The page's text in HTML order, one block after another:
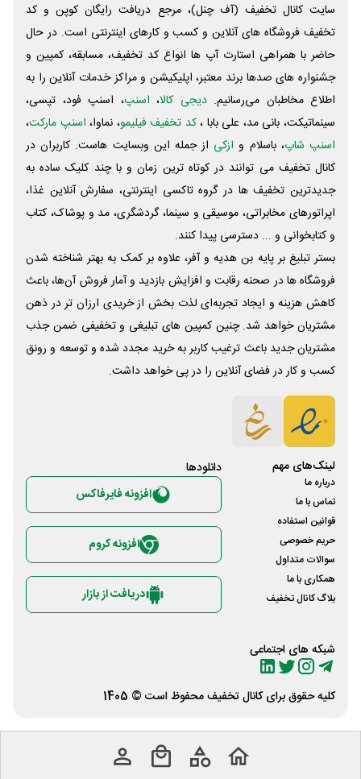
سایت کانال تخفیف (آف چنل)، مرجع دریافت رایگان کوپن و کد
تخفیف فروشگاه های آنلاین و کسب و‌ کارهای اینترنتی است. در حال
حاضر با همراهی استارت آپ ها انواع کد تخفیف، مسابقه، کمپین و
جشنواره های صدها برند معتبر، اپلیکیشن و مراکز خدمات آنلاین را به
اطلاع مخاطبان می‌رسانیم. دیجی کالا، اسنپ، اسنپ فود، تپسی،
سینماتیکت، بانی مد، علی‌ بابا ،کد تخفیف فیلیمو، نماوا، اسنپ مارکت،
اسنپ شاپ، باسلام و ازکی از جمله این وبسایت ‌هاست. کاربران در
کانال تخفیف می توانند در کوتاه ترین زمان و با چند کلیک ساده به
جدیدترین تخفیف ها در گروه تاکسی اینترنتی، سفارش آنلاین غذا،
اپراتورهای مخابراتی، موسیقی و سینما، گردشگری، مد و پوشاک، کتاب
و کتابخوانی و ... دسترسی پیدا کنند.
بستر تبلیغ بر پایه بن هدیه و آفر، علاوه بر کمک به بهتر شناخته شدن
فروشگاه ها در صحنه رقابت و افزایش بازدید و آمار فروش آن‌ها، باعث
کاهش هزینه و ایجاد تجربه‌ای لذت بخش از خریدی ارزان تر در ذهن
مشتریان خواهد شد. چنین کمپین های تبلیغی و تخفیفی ضمن جذب
مشتریان جدید باعث ترغیب کاربر به خرید مجدد شده و توسعه و رونق
کسب و کار در فضای آنلاین را در پی خواهد داشت.
لینک‌های مهم
درباره ما
تماس با ما
قوانین استفاده
حریم خصوصی
سوالات متداول
همکاری با ما
بلاگ کانال تخفیف
شبکه های اجتماعی
دانلود‌ها
افزونه فایرفاکس
افزونه کروم
دریافت از بازار
کلیه حقوق برای کانال تخفیفمحفوظ است © 1405